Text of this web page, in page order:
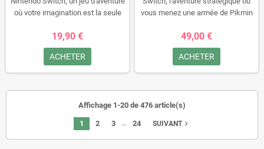
où votre imagination est la seule
d'innombrables mondes en briques
LEGO, construisez des structures
uniques et débloquez des
personnages amusants. Avec des
offre une expérience de jeu
captivante pour les fans de tous
âges. Parfait pour jouer en mode
portable ou en mode docké,
19,90 €
ACHETER
vous menez une armée de Pikmin
Explorez des paysages variés,
résolvez des énigmes et affrontez
des ennemis tout en sauvant des
compagnons. Avec de nouvelles
palpitant, Pikmin 4 offre une
expérience immersive et addictive.
cette quête pleine de surprises et
49,00 €
ACHETER
Affichage 1-20 de 476 article(s)
1 2 3 … 24 SUIVANTnavigate_next